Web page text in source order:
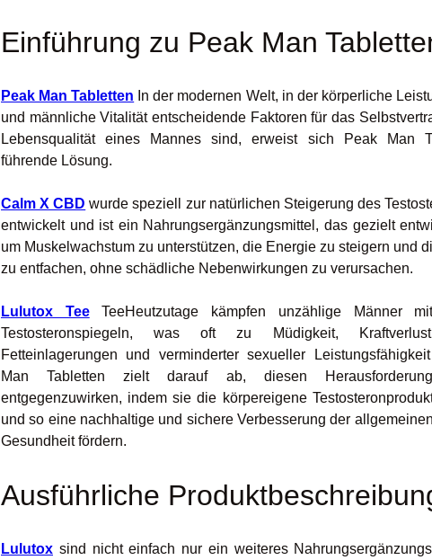
Einführung zu Peak Man
Peak Man Tabletten In der modernen Welt, in der körperliche
und männliche Vitalität entscheidende Faktoren für das
Lebensqualität eines Mannes sind, erweist sich Peak Man
führende Lösung.
Calm X CBD wurde speziell zur natürlichen Steigerung des
entwickelt und ist ein Nahrungsergänzungsmittel, das gezielt
um Muskelwachstum zu unterstützen, die Energie zu steigern und
zu entfachen, ohne schädliche Nebenwirkungen zu verursachen.
Lulutox Tee
TeeHeutzutage kämpfen unzählige Männer
Testosteronspiegeln, was oft zu Müdigkeit,
Fetteinlagerungen und verminderter sexueller
Man Tabletten zielt darauf ab, diesen
entgegenzuwirken, indem sie die körpereigene
und so eine nachhaltige und sichere Verbesserung der
Gesundheit fördern.
Ausführliche
Lulutox sind nicht einfach nur ein weiteres